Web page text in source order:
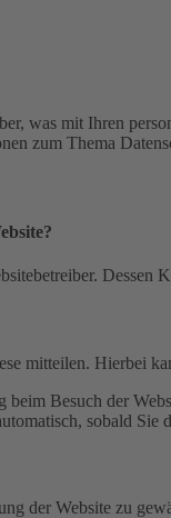
was mit Ihren
zum Thema
mitteilen. Hierbei
Besuch der
sobald Sie
der Website zu